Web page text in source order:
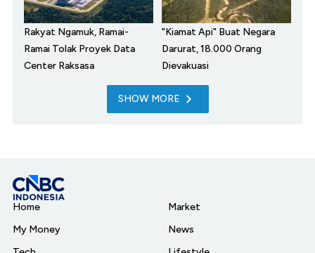
Rakyat Ngamuk, Ramai-
Ramai Tolak Proyek Data
Center Raksasa
"Kiamat Api" Buat Negara
Darurat, 18.000 Orang
Dievakuasi
SHOW MORE
Home
My Money
Market
News